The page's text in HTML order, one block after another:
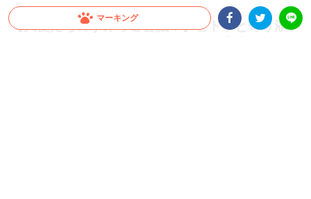
マーキング
【天使たちのすみっこ会議♡】ピトッと寄り添い